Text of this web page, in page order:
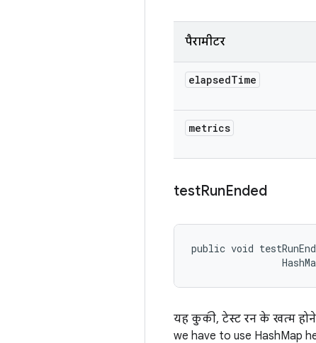
पैरामीटर
elapsedTime
metrics
testRunEnded
public void
यह कुकी, टेस्ट रन के खत्म होने
we have to use HashMap